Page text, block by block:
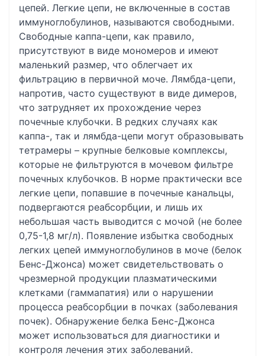
цепей. Легкие цепи, не включенные в состав
иммуноглобулинов, называются свободными.
Свободные каппа-цепи, как правило,
присутствуют в виде мономеров и имеют
маленький размер, что облегчает их
фильтрацию в первичной моче. Лямбда-цепи,
напротив, часто существуют в виде димеров,
что затрудняет их прохождение через
почечные клубочки. В редких случаях как
каппа-, так и лямбда-цепи могут образовывать
тетрамеры – крупные белковые комплексы,
которые не фильтруются в мочевом фильтре
почечных клубочков. В норме практически все
легкие цепи, попавшие в почечные канальцы,
подвергаются реабсорбции, и лишь их
небольшая часть выводится с мочой (не более
0,75-1,8 мг/л). Появление избытка свободных
легких цепей иммуноглобулинов в моче (белок
Бенс-Джонса) может свидетельствовать о
чрезмерной продукции плазматическими
клетками (гаммапатия) или о нарушении
процесса реабсорбции в почках (заболевания
почек). Обнаружение белка Бенс-Джонса
может использоваться для диагностики и
контроля лечения этих заболеваний.